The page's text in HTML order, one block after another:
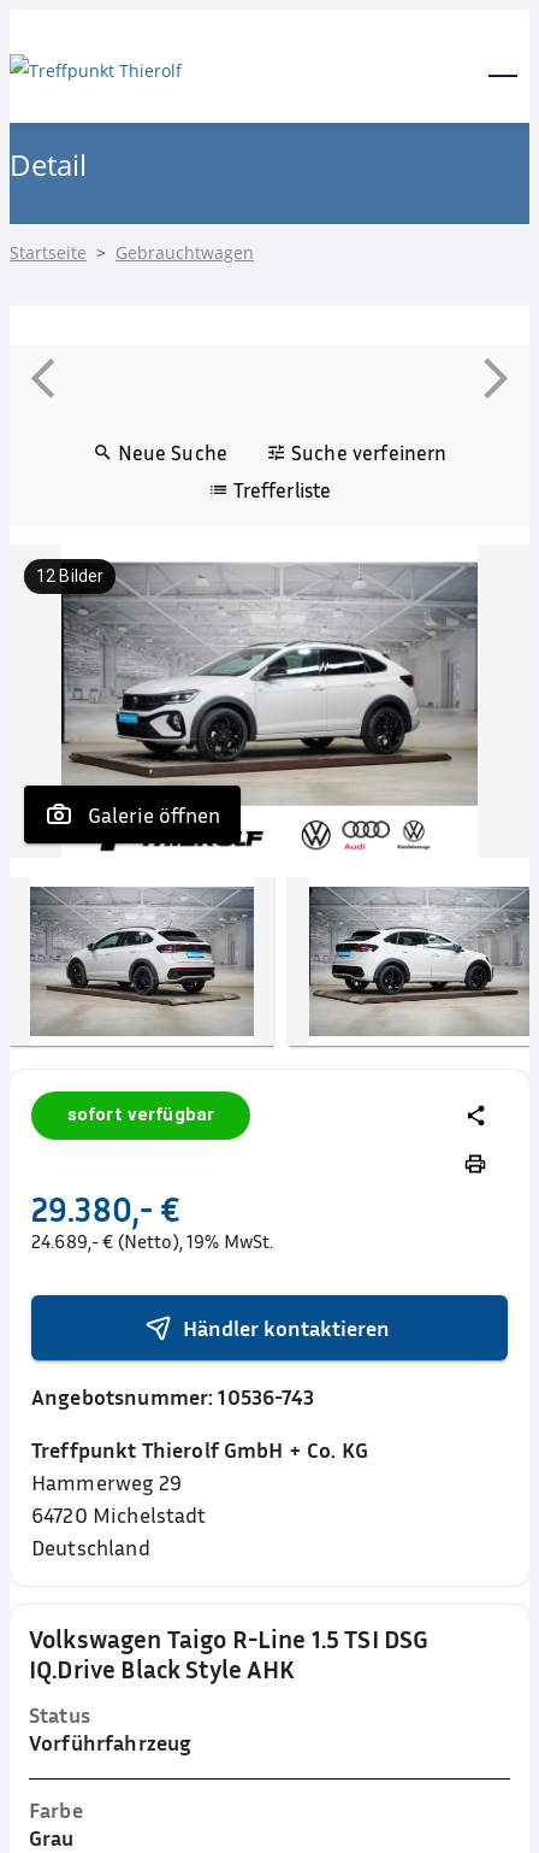
Detail
Startseite > Gebrauchtwagen
Neue Suche
Suche verfeinern
Trefferliste
Galerie öffnen
12 Bilder
Volkswagen Taigo R-Line 1.5 TSI DSG
IQ.Drive Black Style AHK
Status
Vorführfahrzeug
Farbe
Grau
sofort verfügbar
29.380,- €
24.689,- € (Netto), 19% MwSt.
Händler kontaktieren
Angebotsnummer:10536-743
Treffpunkt Thierolf GmbH + Co. KG
Hammerweg 29
64720 Michelstadt
Deutschland